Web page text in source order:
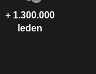
+ 1.300.000
leden